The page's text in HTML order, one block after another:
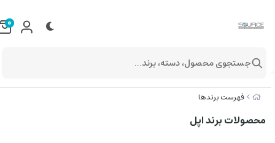
فهرست برندها
محصولات برند اپل
0
جستجوی محصول، دسته، برند...